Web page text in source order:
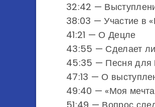
32:42 —
38:03 — Участие в
41:21 — О Децле
43:55 — Сделает
45:35 — Песня для
47:13 — О
49:40 — «Моя